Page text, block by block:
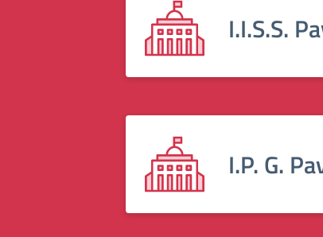
I.I.S.S.
I.P. G.